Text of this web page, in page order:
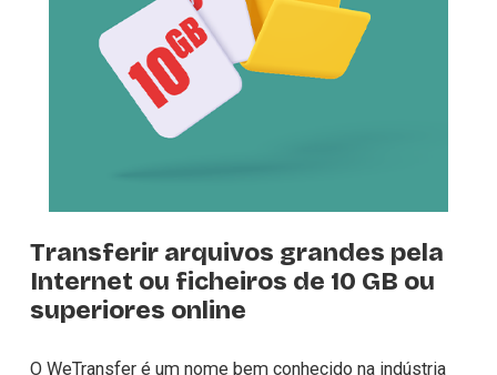
Transferir arquivos grandes pela
Internet ou ficheiros de 10 GB ou
superiores online
O WeTransfer é um nome bem conhecido na indústria